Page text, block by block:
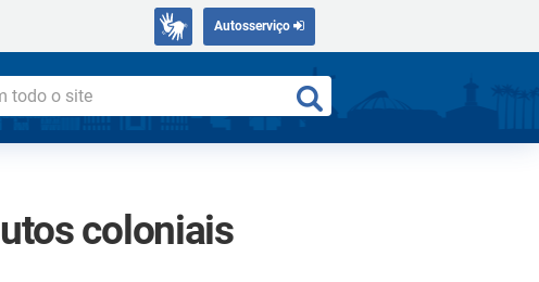
Autosserviço
coloniais